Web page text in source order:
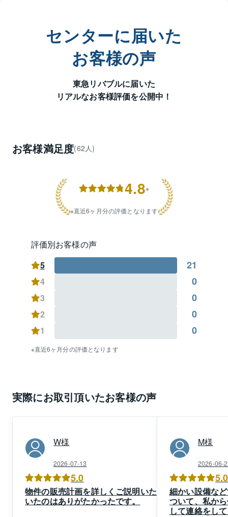
★マンションを売却して一戸建に住替えたいが、売却
が先？購入が先？どうすれば良いか教えて欲しい。
★相続した不動産の活用を相談したい。売る・貸すか
★事情があり売却を急ぐため周りに知られずにリバブ
ルで所有不動産を買い取ってもらう事は可能？
【重点エリア】
町、広瀬町、雪見町、北山町、北山本町、鶴羽町、小
桜町、緑町、東畑町、御器所通、紅梅町、天神町、台
町、明月町、松風町、若柳町、恵方町、出口町、永金
南分町、長戸町、長池町、広路通、藤成通、荒田町、
花見通、檀溪通、安田通」を中心にマンション、土
地、戸建の居住用不動産からアパート、一棟マンショ
ン、ビル等の投資用・事業用不動産に至るまで、幅広
くお手伝いをさせて頂きます。
お客様からのご相談をスタッフ一同、心よりお待ち申
し上げております。
センターに届いた
お客様の声
東急リバブルに届いた
リアルなお客様評価を公開中！
お客様満足度(62人)
4.8※
直近6ヶ月分の評価となります
評価別お客様の声
5
21
4 0
3 0
2 0
1 0
直近6ヶ月分の評価となります
実際にお取引頂いたお客様の声
W様
2026-07-13
5.0
物件の販売計画を詳しくご説明いただ
いたのはありがたかったです。
M様
2026-06-
5.0
細かい設備な
ついて、私か
して連絡をし